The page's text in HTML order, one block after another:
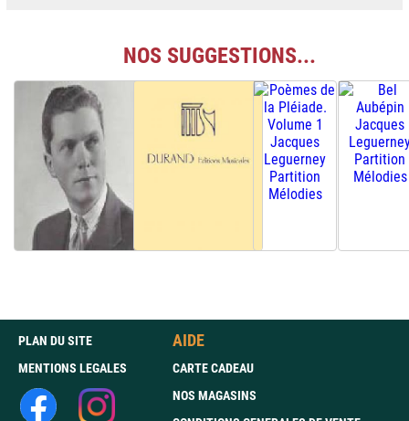
NOS SUGGESTIONS...
PLAN DU SITE
MENTIONS LEGALES
AIDE
CARTE CADEAU
NOS MAGASINS